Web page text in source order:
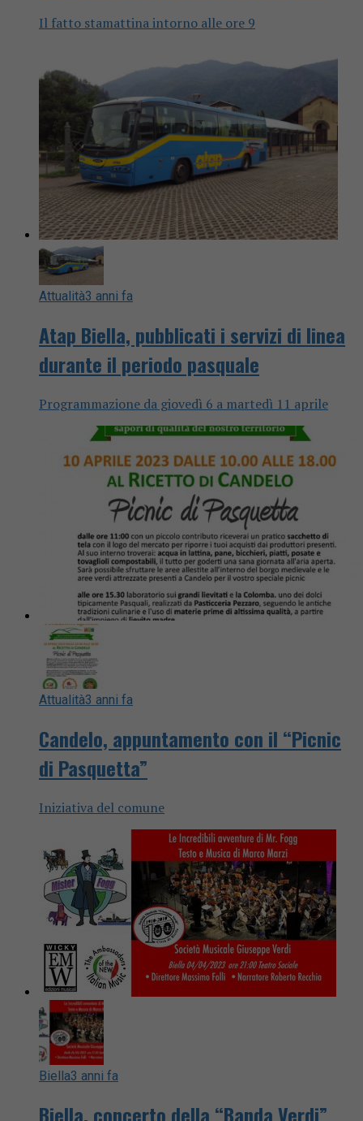
Il fatto stamattina intorno alle ore 9
Attualità3 anni fa
Atap Biella, pubblicati i servizi di linea
durante il periodo pasquale
Programmazione da giovedì 6 a martedì 11 aprile
Attualità3 anni fa
Candelo, appuntamento con il “Picnic
di Pasquetta”
Iniziativa del comune
Biella3 anni fa
Biella, concerto della “Banda Verdi”